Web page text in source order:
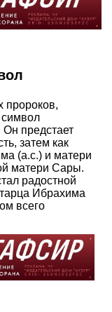
пророков,
Он предстает
затем как
(а.с.) и матери
матери Сары.
радостной
Ибрахима
всего